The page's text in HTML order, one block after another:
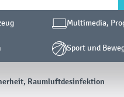
Multimedia,
Sport und
Raumluftdesinfektion